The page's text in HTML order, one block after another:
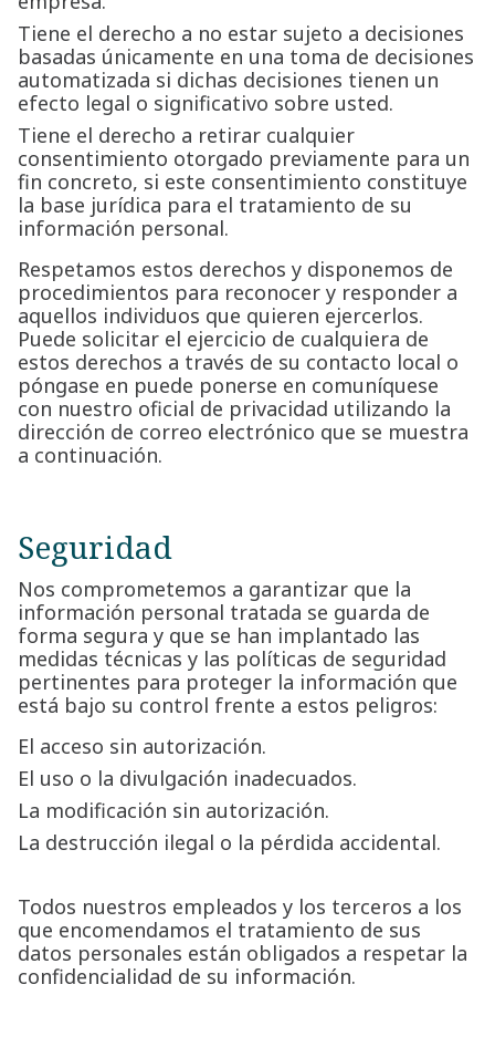
Tiene el derecho a no estar sujeto a decisiones
basadas únicamente en una toma de decisiones
automatizada si dichas decisiones tienen un
efecto legal o significativo sobre usted.
Tiene el derecho a retirar cualquier
consentimiento otorgado previamente para un
fin concreto, si este consentimiento constituye
la base jurídica para el tratamiento de su
información personal.
Respetamos estos derechos y disponemos de
procedimientos para reconocer y responder a
aquellos individuos que quieren ejercerlos.
Puede solicitar el ejercicio de cualquiera de
estos derechos a través de su contacto local o
póngase en puede ponerse en comuníquese
con nuestro oficial de privacidad utilizando la
dirección de correo electrónico que se muestra
a continuación.
Seguridad
Nos comprometemos a garantizar que la
información personal tratada se guarda de
forma segura y que se han implantado las
medidas técnicas y las políticas de seguridad
pertinentes para proteger la información que
está bajo su control frente a estos peligros:
El acceso sin autorización.
El uso o la divulgación inadecuados.
La modificación sin autorización.
La destrucción ilegal o la pérdida accidental.
Todos nuestros empleados y los terceros a los
que encomendamos el tratamiento de sus
datos personales están obligados a respetar la
confidencialidad de su información.